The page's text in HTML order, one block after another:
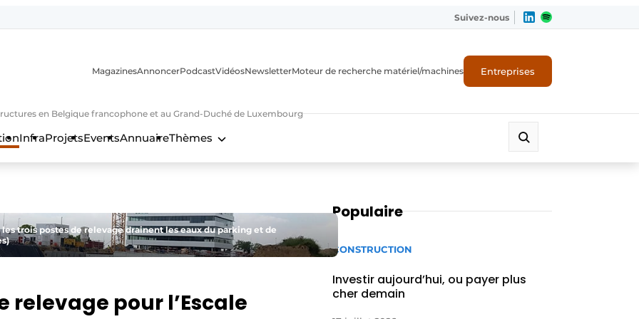
Suivez-nous
en Belgique francophone et au Grand-Duché de Luxembourg
MagazinesAnnoncerPodcastVidéosNewsletterMoteur de recherche matériel/machines Entreprises
InfraProjetsEventsAnnuaireThèmes
trois postes de relevage drainent les eaux du parking et de
relevage pour l’Escale
Populaire
CONSTRUCTION
Investir aujourd’hui, ou payer plus
cher demain